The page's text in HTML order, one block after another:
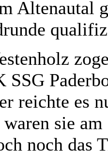
Altenautal
SSG
reichte es
sie
noch das